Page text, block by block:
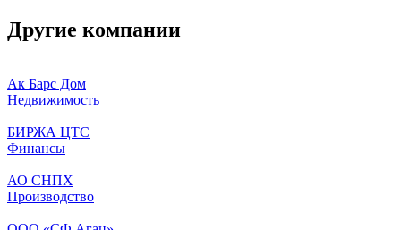
Другие компании
Ак Барс Дом
Недвижимость
БИРЖА ЦТС
Финансы
АО СНПХ
Производство